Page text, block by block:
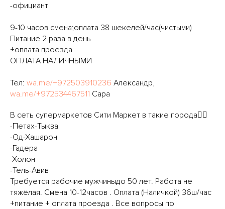
-официант
9-10 часов смена;оплата 38 шекелей/час(чистыми)
Питание 2 раза в день
+оплата проезда
ОПЛАТА НАЛИЧНЫМИ
Тел: wa.me/+972503910236 Александр,
wa.me/+972534467511 Сара
В сеть супермаркетов Сити Маркет в такие города👇🏻
-Петах-Тыква
-Од-Хашарон
-Гадера
-Холон
-Тель-Авив
Требуется рабочие мужчиныдо 50 лет. Работа не
тяжёлая. Смена 10-12часов . Оплата (Наличкой) 36ш/час
+питание + оплата проезда . Все вопросы по